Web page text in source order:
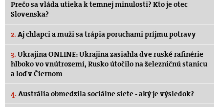
Prečo sa vláda utieka k temnej minulosti? Kto je otec
Slovenska?
2. Aj chlapci a muži sa trápia poruchami príjmu potravy
3. Ukrajina ONLINE: Ukrajina zasiahla dve ruské rafinérie
hlboko vo vnútrozemí, Rusko útočilo na železničnú stanicu
a loď v Čiernom
4. Austrália obmedzila sociálne siete - aký je výsledok?